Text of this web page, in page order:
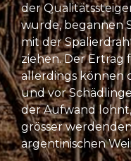
der
wurde, begannen
mit der
ziehen. Der Ertrag
allerdings können
und vor
der Aufwand
grösser
argentinischen